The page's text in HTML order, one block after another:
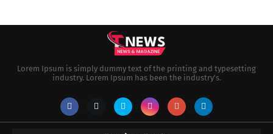
Lorem Ipsum is simply dummy text of the printing and typesetting
industry. Lorem Ipsum has been the industry's.